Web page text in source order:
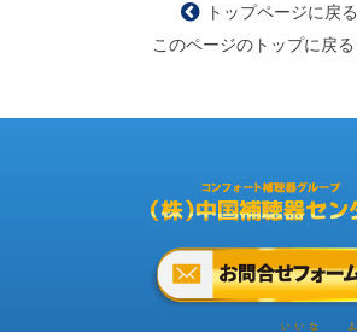
トップページに戻る
このページのトップに戻る